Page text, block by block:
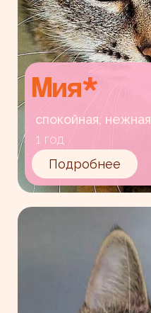
Мия*
спокойная, нежная
1 год
Подробнее